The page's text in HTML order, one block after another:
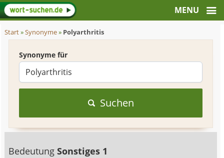
Start»Synonyme» Polyarthritis
Synonyme für
Suchen
BedeutungSonstiges 1